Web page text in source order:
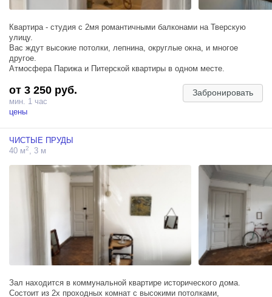
Квартира - студия с 2мя романтичными балконами на Тверскую
улицу.
Вас ждут высокие потолки, лепнина, округлые окна, и многое
другое.
Атмосфера Парижа и Питерской квартиры в одном месте.
Вы точно влюбитесь!
от 3 250 руб.
мин. 1 час
цены
Забронировать
ЧИСТЫЕ ПРУДЫ
40 м2, 3 м
Зал находится в коммунальной квартире исторического дома.
Состоит из 2х проходных комнат с высокими потолками,